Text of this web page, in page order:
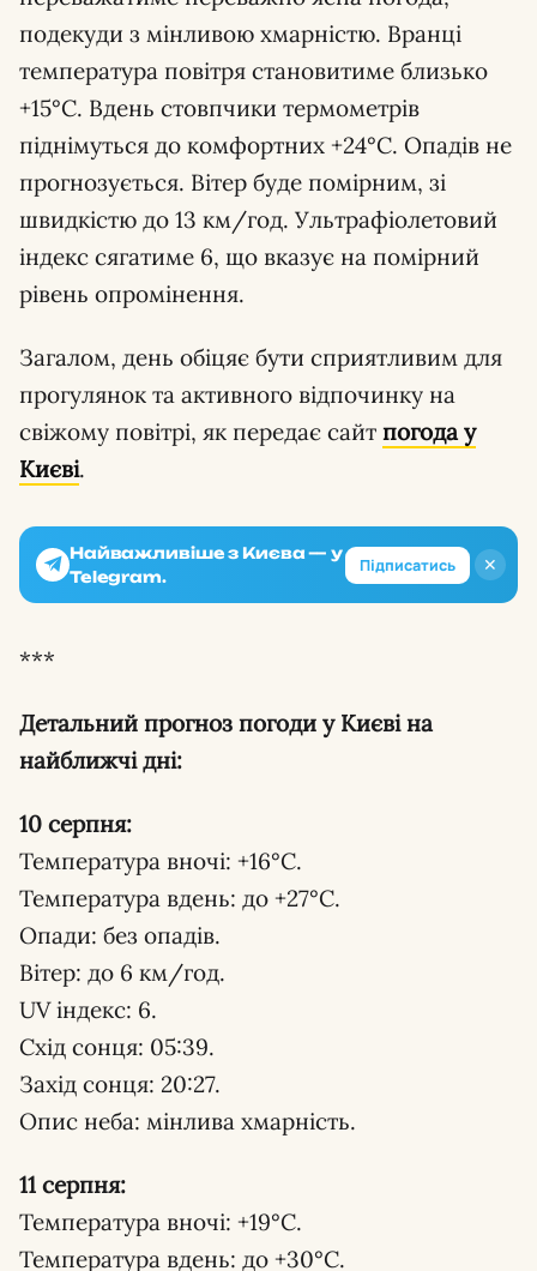
подекуди з мінливою хмарністю. Вранці
температура повітря становитиме близько
+15°С. Вдень стовпчики термометрів
піднімуться до комфортних +24°С. Опадів не
прогнозується. Вітер буде помірним, зі
швидкістю до 13 км/год. Ультрафіолетовий
індекс сягатиме 6, що вказує на помірний
рівень опромінення.
Загалом, день обіцяє бути сприятливим для
прогулянок та активного відпочинку на
свіжому повітрі, як передає сайт погода у
Києві.
✕
Найважливіше з Києва — у
Telegram.
Підписатись
***
Детальний прогноз погоди у Києві на
найближчі дні:
10 серпня:
Температура вночі: +16°С.
Температура вдень: до +27°С.
Опади: без опадів.
Вітер: до 6 км/год.
UV індекс: 6.
Схід сонця: 05:39.
Захід сонця: 20:27.
Опис неба: мінлива хмарність.
11 серпня:
Температура вночі: +19°С.
Температура вдень: до +30°С.